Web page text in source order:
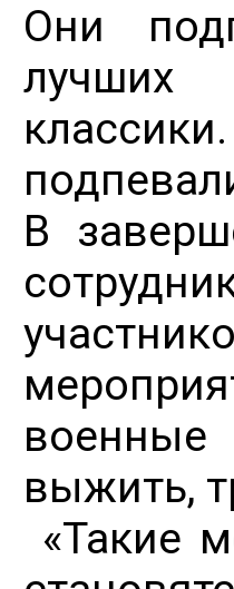
Они
лучших
В
выжить,
«Такие